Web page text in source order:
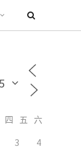
三 四 五
3 4